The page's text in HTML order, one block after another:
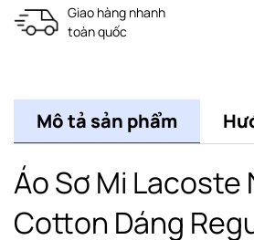
Giao hàng nhanh
toàn quốc
Mô tả sản phẩm
Áo Sơ Mi Lacoste
Cotton Dáng